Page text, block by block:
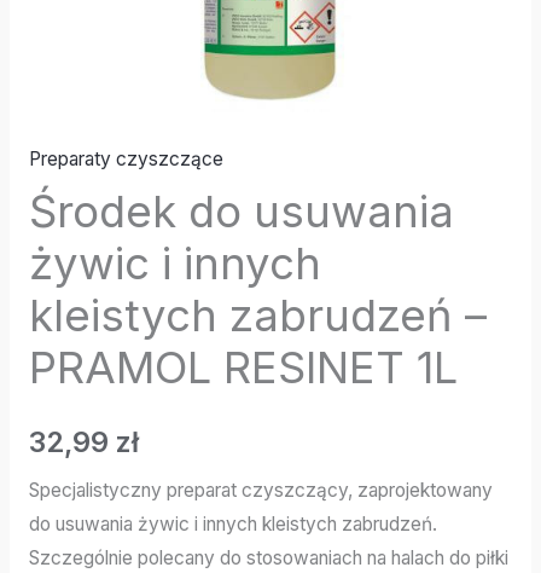
Preparaty czyszczące
Środek do usuwania
żywic i innych
kleistych zabrudzeń –
PRAMOL RESINET 1L
32,99 zł
Specjalistyczny preparat czyszczący, zaprojektowany
do usuwania żywic i innych kleistych zabrudzeń.
Szczególnie polecany do stosowaniach na halach do piłki